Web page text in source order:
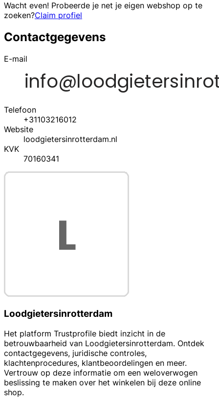
Wacht even! Probeerde je net je eigen webshop op te
zoeken?Claim profiel
Contactgegevens
E-mail
Telefoon
+31103216012
Website
loodgietersinrotterdam.nl
KVK
70160341
Loodgietersinrotterdam
Het platform Trustprofile biedt inzicht in de
betrouwbaarheid van Loodgietersinrotterdam. Ontdek
contactgegevens, juridische controles,
klachtenprocedures, klantbeoordelingen en meer.
Vertrouw op deze informatie om een weloverwogen
beslissing te maken over het winkelen bij deze online
shop.